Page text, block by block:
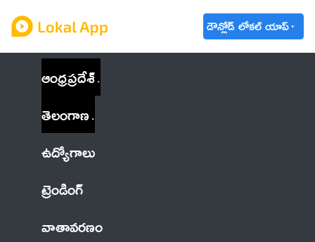
డౌన్లోడ్ లోకల్ యాప్
ఆంధ్రప్రదేశ్
తెలంగాణ
ఉద్యోగాలు
ట్రెండింగ్
వాతావరణం